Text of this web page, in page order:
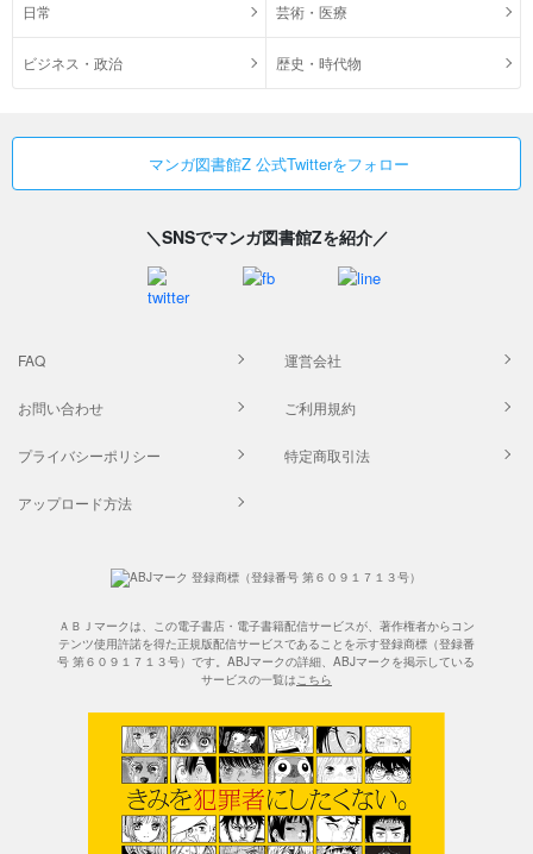
日常 芸術・医療
ビジネス・政治 歴史・時代物
マンガ図書館Z 公式Twitterをフォロー
＼SNSでマンガ図書館Zを紹介／
FAQ 運営会社
お問い合わせ ご利用規約
プライバシーポリシー 特定商取引法
アップロード方法
ＡＢＪマークは、この電子書店・電子書籍配信サービスが、著作権者からコン
テンツ使用許諾を得た正規版配信サービスであることを示す登録商標（登録番
号 第６０９１７１３号）です。ABJマークの詳細、ABJマークを掲示している
サービスの一覧はこちら